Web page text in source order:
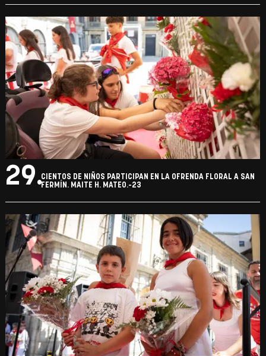
29.CIENTOS DE NIÑOS PARTICIPAN EN LA OFRENDA FLORAL A SAN
FERMÍN. MAITE H. MATEO.-23